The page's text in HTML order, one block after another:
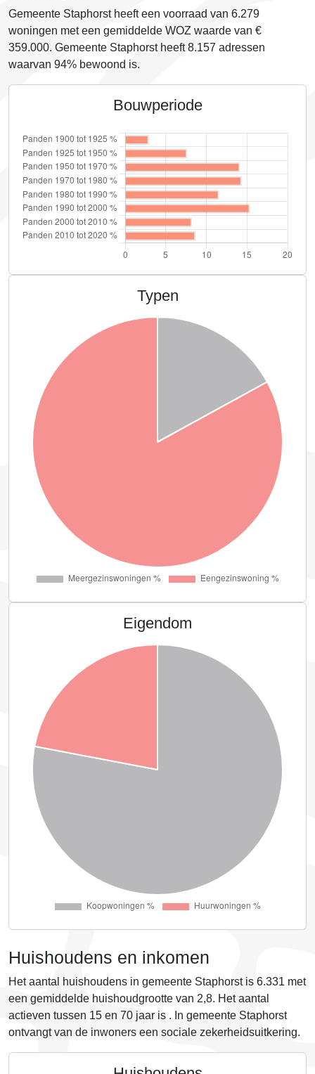
Gemeente Staphorst heeft een voorraad van 6.279
woningen met een gemiddelde WOZ waarde van €
359.000. Gemeente Staphorst heeft 8.157 adressen
waarvan 94% bewoond is.
Bouwperiode
Typen
Eigendom
Huishoudens en inkomen
Het aantal huishoudens in gemeente Staphorst is 6.331 met
een gemiddelde huishoudgrootte van 2,8. Het aantal
actieven tussen 15 en 70 jaar is . In gemeente Staphorst
ontvangtvan de inwoners een sociale zekerheidsuitkering.